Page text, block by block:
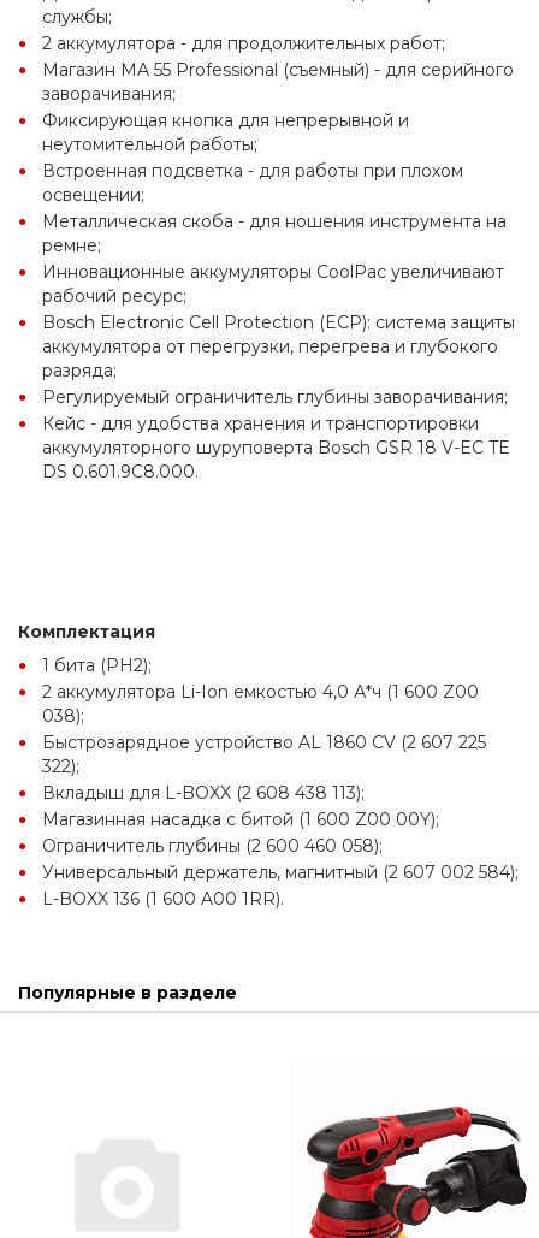
службы;
2 аккумулятора - для продолжительных работ;
Магазин MA 55 Professional (съемный) - для серийного
заворачивания;
Фиксирующая кнопка для непрерывной и
неутомительной работы;
Встроенная подсветка - для работы при плохом
освещении;
Металлическая скоба - для ношения инструмента на
ремне;
Инновационные аккумуляторы CoolPac увеличивают
рабочий ресурс;
Bosch Electronic Cell Protection (ECP): система защиты
аккумулятора от перегрузки, перегрева и глубокого
разряда;
Регулируемый ограничитель глубины заворачивания;
Кейс - для удобства хранения и транспортировки
аккумуляторного шуруповерта Bosch GSR 18 V-EC TE
DS 0.601.9C8.000.
Комплектация
1 бита (PH2);
2 аккумулятора Li-Ion емкостью 4,0 А*ч (1 600 Z00
038);
Быстрозарядное устройство AL 1860 CV (2 607 225
322);
Вкладыш для L-BOXX (2 608 438 113);
Магазинная насадка с битой (1 600 Z00 00Y);
Ограничитель глубины (2 600 460 058);
Универсальный держатель, магнитный (2 607 002 584);
L-BOXX 136 (1 600 A00 1RR).
Популярные в разделе